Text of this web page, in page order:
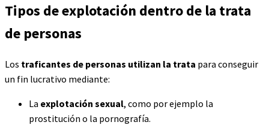
Tipos de explotación dentro de la trata
de personas
Los traficantes de personas utilizan la trata para conseguir
un fin lucrativo mediante:
La explotación sexual, como por ejemplo la
prostitución o la pornografía.